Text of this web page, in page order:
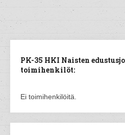
PK-35 HKI Naisten
toimihenkilöt:
Ei toimihenkilöitä.